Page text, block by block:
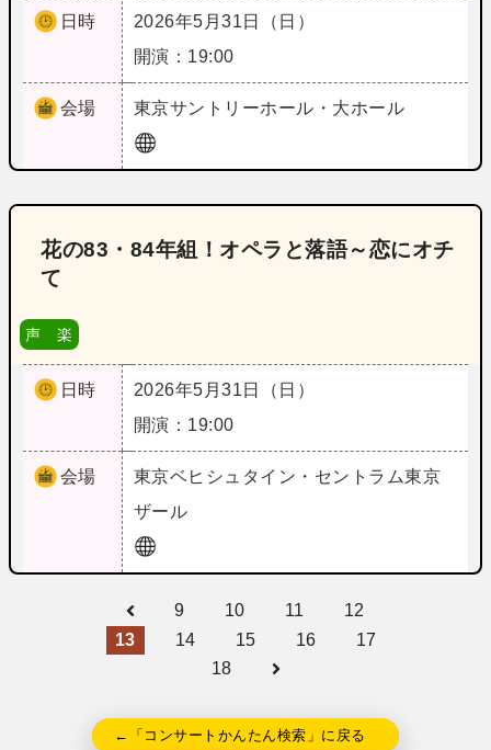
日時
2026年5月31日（日）
開演：19:00
会場 東京サントリーホール・大ホール
花の83・84年組！オペラと落語～恋にオチ
て
声 楽
日時
2026年5月31日（日）
開演：19:00
会場 東京ベヒシュタイン・セントラム東京
ザール
9 10 11
12
13
14 15 16
17
18
←「コンサートかんたん検索」に戻る